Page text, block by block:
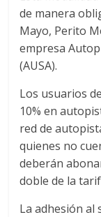
de manera
Mayo, Perito
empresa
(AUSA).
Los usuarios
10% en
red de
quienes no
deberán
doble de la
La adhesión al